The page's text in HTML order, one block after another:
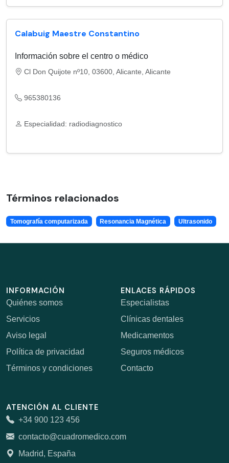
Calabuig Maestre Constantino
Información sobre el centro o médico
Cl Don Quijote nº10, 03600, Alicante, Alicante
965380136
Especialidad: radiodiagnostico
Términos relacionados
Tomografía computarizada Resonancia Magnética Ultrasonido
INFORMACIÓN
Quiénes somos
Servicios
Aviso legal
Política de privacidad
Términos y condiciones
ENLACES RÁPIDOS
Especialistas
Clínicas dentales
Medicamentos
Seguros médicos
Contacto
ATENCIÓN AL CLIENTE
+34 900 123 456
contacto@cuadromedico.com
Madrid, España